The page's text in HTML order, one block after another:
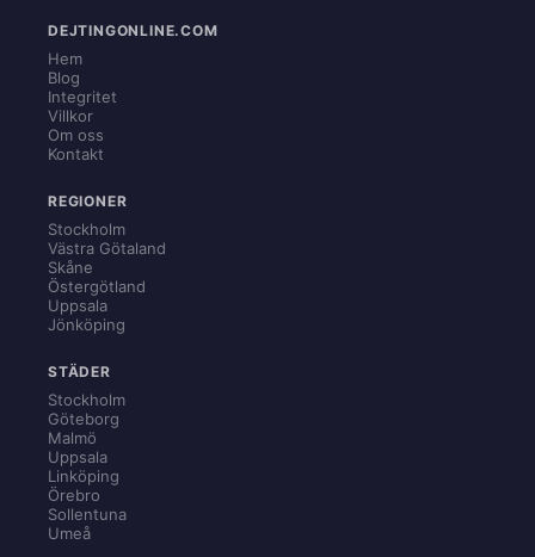
DEJTINGONLINE.COM
Hem
Blog
Integritet
Villkor
Om oss
Kontakt
REGIONER
Stockholm
Västra Götaland
Skåne
Östergötland
Uppsala
Jönköping
STÄDER
Stockholm
Göteborg
Malmö
Uppsala
Linköping
Örebro
Sollentuna
Umeå